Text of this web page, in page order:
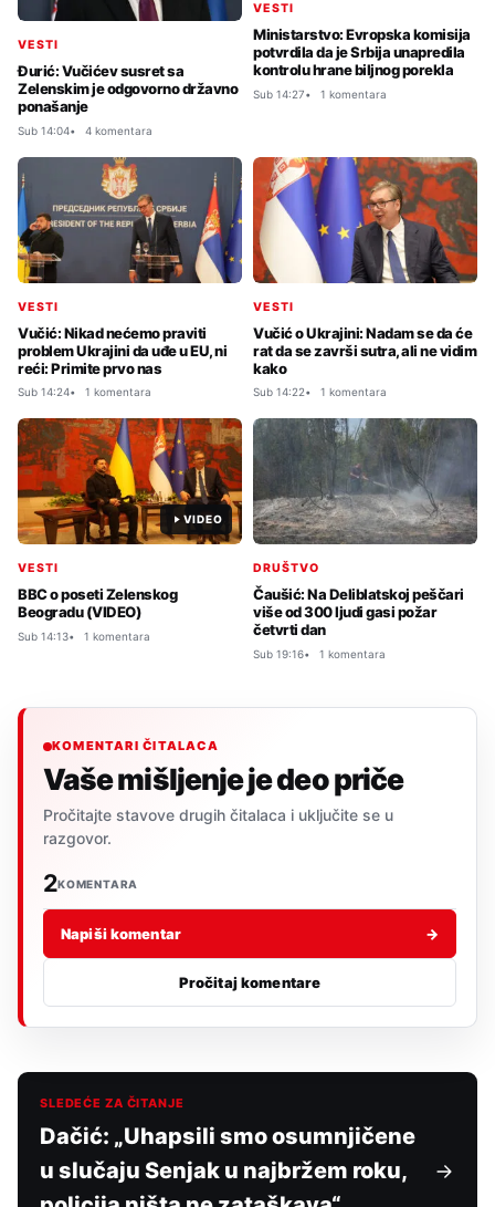
VESTI
Đurić: Vučićev susret sa
Zelenskim je odgovorno državno
ponašanje
Sub 14:04 4 komentara
VESTI
Ministarstvo: Evropska komisija
potvrdila da je Srbija unapredila
kontrolu hrane biljnog porekla
Sub 14:27 1 komentara
VESTI
Vučić: Nikad nećemo praviti
problem Ukrajini da uđe u EU, ni
reći: Primite prvo nas
Sub 14:24 1 komentara
VESTI
Vučić o Ukrajini: Nadam se da će
rat da se završi sutra, ali ne vidim
kako
Sub 14:22 1 komentara
VIDEO
VESTI
BBC o poseti Zelenskog
Beogradu (VIDEO)
Sub 14:13 1 komentara
DRUŠTVO
Čaušić: Na Deliblatskoj peščari
više od 300 ljudi gasi požar
četvrti dan
Sub 19:16 1 komentara
KOMENTARI ČITALACA
Vaše mišljenje je deo priče
Pročitajte stavove drugih čitalaca i uključite se u
razgovor.
2KOMENTARA
Napiši komentar →
Pročitaj komentare
SLEDEĆE ZA ČITANJE
Dačić: „Uhapsili smo osumnjičene
u slučaju Senjak u najbržem roku,